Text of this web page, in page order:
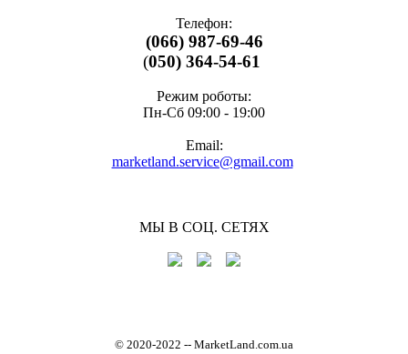
Телефон:
(066) 987-69-46
(050) 364-54-61
Режим роботы:
Пн-Cб 09:00 - 19:00
Email:
marketland.service@gmail.com
МЫ В СОЦ. СЕТЯХ
© 2020-2022 -- MarketLand.com.ua